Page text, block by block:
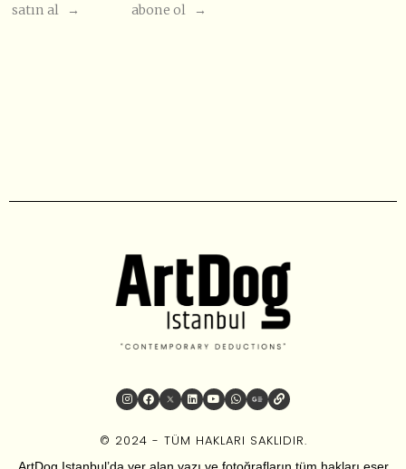
satın al → abone ol →
© 2024 - TÜM HAKLARI SAKLIDIR.